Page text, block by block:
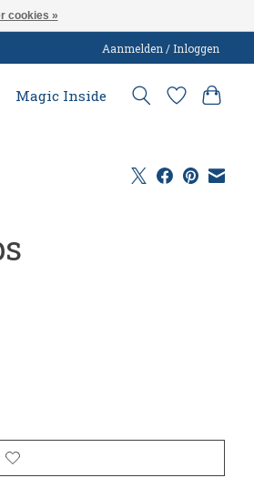
Aanmelden / Inloggen
Magic Inside
is
cookies »